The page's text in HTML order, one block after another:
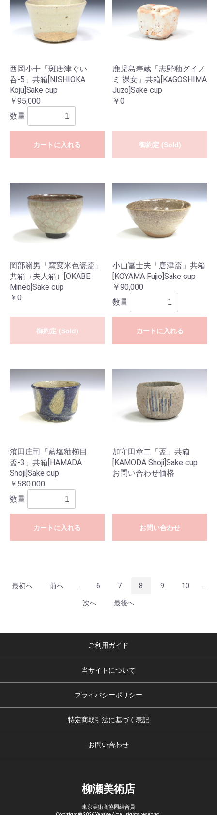
西岡小十「斑唐津ぐい
呑-5」共箱[NISHIOKA
Koju]Sake cup
￥95,000
数量
カートに入れる
鹿児島寿蔵「志野釉グイノ
ミ 裸女」共箱[KAGOSHIMA
Juzo]Sake cup
￥0
御約定 (Sold)
岡部嶺男「窯変米色瓷盃」
共箱（夫人箱）[OKABE
Mineo]Sake cup
￥0
御約定 (Sold)
小山冨士夫「唐津盃」共箱
[KOYAMA Fujio]Sake cup
￥90,000
数量
カートに入れる
濱田庄司「藍塩釉櫛目
盃-3」共箱[HAMADA
Shoji]Sake cup
￥580,000
数量
カートに入れる
加守田章二「盃」共箱
[KAMODA Shoji]Sake cup
お問い合わせ価格
お問い合わせ
最初へ 前へ 6 7 8 9 10
次へ 最後へ
ご利用ガイド
当サイトについて
プライバシーポリシー
特定商取引法に基づく表記
お問い合わせ
柳瀬美術店
東京美術商協同組合員